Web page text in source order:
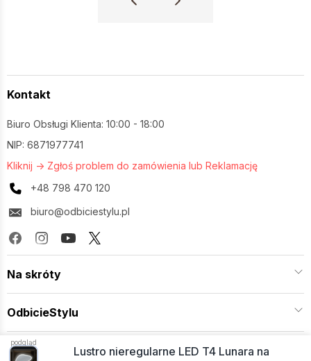
podgląd
Lustro nieregularne LED T4 Lunara na
Na skróty
OdbicieStylu
Kategorie
Kontakt
Biuro Obsługi Klienta: 10:00 - 18:00
NIP: 6871977741
Kliknij -> Zgłoś problem do zamówienia lub Reklamację
+48 798 470 120
biuro@odbiciestylu.pl